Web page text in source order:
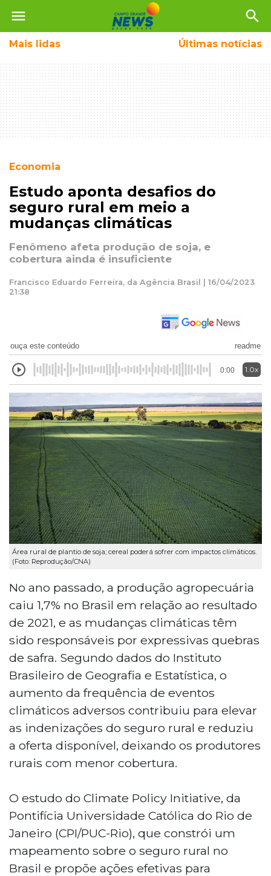
menu search
Mais lidas Últimas notícias
Economia
Estudo aponta desafios do
seguro rural em meio a
mudanças climáticas
Fenômeno afeta produção de soja, e
cobertura ainda é insuficiente
Francisco Eduardo Ferreira, da Agência Brasil | 16/04/2023
21:38
ouça este conteúdo readme
0:00 1.0x
Área rural de plantio de soja; cereal poderá sofrer com impactos climáticos.
(Foto: Reprodução/CNA)
No ano passado, a produção agropecuária
caiu 1,7% no Brasil em relação ao resultado
de 2021, e as mudanças climáticas têm
sido responsáveis por expressivas quebras
de safra. Segundo dados do Instituto
Brasileiro de Geografia e Estatística, o
aumento da frequência de eventos
climáticos adversos contribuiu para elevar
as indenizações do seguro rural e reduziu
a oferta disponível, deixando os produtores
rurais com menor cobertura.
O estudo do Climate Policy Initiative, da
Pontifícia Universidade Católica do Rio de
Janeiro (CPI/PUC-Rio), que constrói um
mapeamento sobre o seguro rural no
Brasil e propõe ações efetivas para